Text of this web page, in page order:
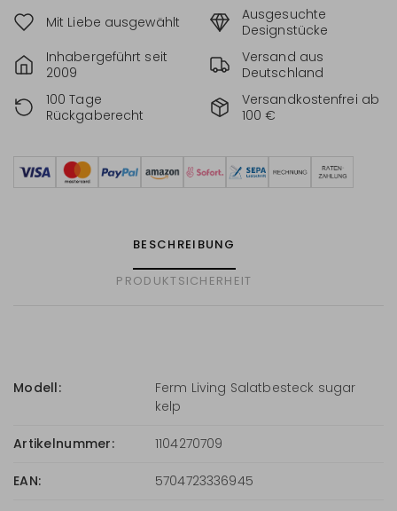
Mit Liebe ausgewählt
Ausgesuchte
Designstücke
Inhabergeführt seit
2009
Versand aus
Deutschland
100 Tage
Rückgaberecht
Versandkostenfrei ab
100 €
BESCHREIBUNG
PRODUKTSICHERHEIT
Modell:
Ferm Living Salatbesteck sugar
kelp
Artikelnummer: 1104270709
EAN: 5704723336945